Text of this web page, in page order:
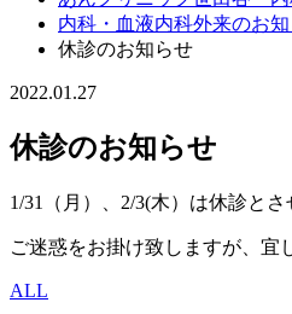
内科・血液内科外来のお
休診のお知らせ
2022.01.27
休診のお知らせ
1/31（月）、2/3(木）は休診とさ
ご迷惑をお掛け致しますが、宜
ALL